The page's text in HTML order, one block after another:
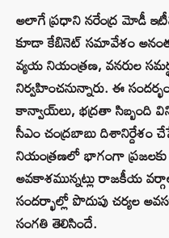
అలాగే ప్రధాని నరేంద్ర మోడీ
కూడా కేబినెట్ సమావేశం
వ్యయ నియంత్రణ, వనరుల
నిర్వహించనున్నారు. ఈ
కాన్వాయ్‌లు, భద్రతా సిబ్బంది
సీఎం చంద్రబాబు దిశానిర్దేశం
నియంత్రణలో భాగంగా
అవకాశమున్నట్లు రాజకీయ
సందర్భాల్లో పొదుపు చర్యల
సంగతి తెలిసిందే.